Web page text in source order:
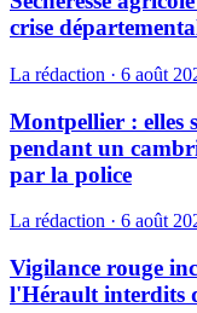
crise
La rédaction · 6 août
Montpellier : elles
pendant un
par la police
La rédaction · 6 août
Vigilance rouge
l'Hérault interdits